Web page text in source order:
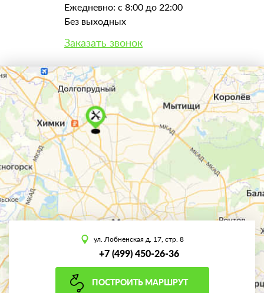
Ежедневно: с 8:00 до 22:00
Без выходных
Заказать звонок
ул. Лобненская д. 17, стр. 8
+7 (499) 450-26-36
ПОСТРОИТЬ МАРШРУТ